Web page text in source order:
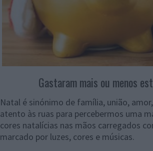
Gastaram mais ou menos
Natal é sinónimo de família, união,
atento às ruas para percebermos uma
cores natalícias nas mãos carregados
marcado por luzes, cores e músicas.